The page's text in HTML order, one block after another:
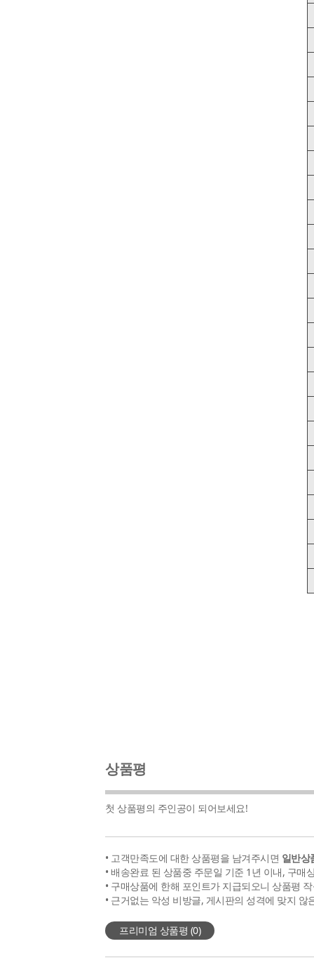
상품평
첫 상품평의 주인공이 되어보세요!
• 고객만족도에 대한 상품평을 남겨주시면 일반상
• 배송완료 된 상품중 주문일 기준 1년 이내, 구매
• 구매상품에 한해 포인트가 지급되오니 상품평
• 근거없는 악성 비방글, 게시판의 성격에 맞지
프리미엄 상품평 (0)